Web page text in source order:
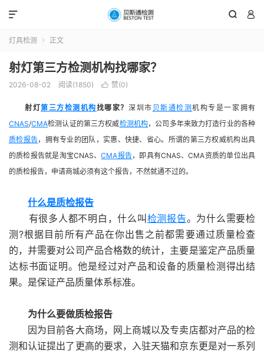
 

灯具检测  正文
射灯第三方检测机构找哪家？
2026-08-02 阅读(1850)  赞(0)
射灯第三方检测机构找哪家？深圳市 贝斯通检测机构专是一家拥有
CNAS/CMA检测认证的第三方权威检测机构，公司多年来致力打造行业的各种
质检报告，拥有专业的团队，实惠、快捷、省心。所谓的第三方权威机构出具
的质检报告就是淘宝CNAS、CMA报告，即具有CNAS、CMA资质的单位出具
的质检报告，申请商城必须有这个报告，不然就通不过的。
什么是质检报告
有很多人都不明白，什么叫 检测报告。为什么需要检
测?根据目前所有产品在你出售之前都需要通过质量检查
的，并需要对公司产品合格数的统计，主要是鉴定产品质量
达标书面证明。他是经过对产品和设备的质量检测得出结
果。是保证产品质量体系标准。
为什么要做质检报告
因为目前各大商场，网上商城以及专卖店都对产品的检
测和认证提出了更高的要求，入驻天猫和京东更是对一系列